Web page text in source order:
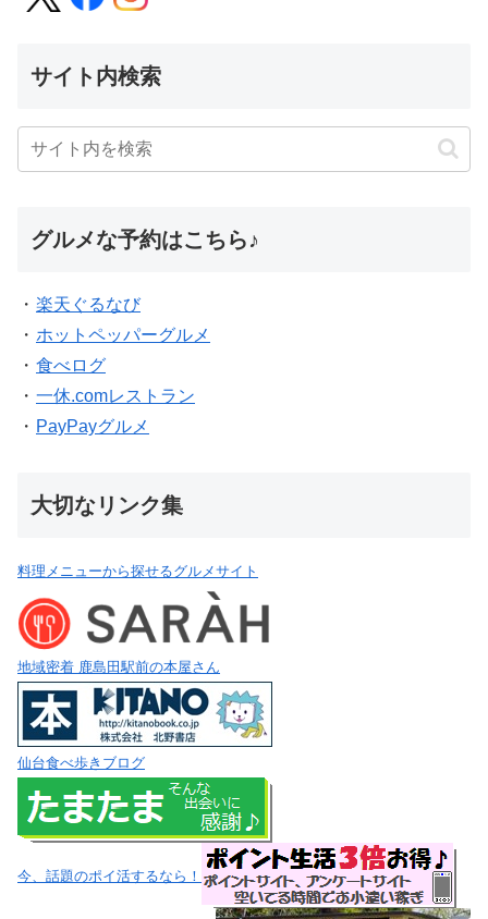
サイト内検索
グルメな予約はこちら♪
・ 楽天ぐるなび
・ ホットペッパーグルメ
・ 食べログ
・ 一休.comレストラン
・ PayPayグルメ
大切なリンク集
料理メニューから探せるグルメサイト
地域密着 鹿島田駅前の本屋さん
仙台食べ歩きブログ
今、話題のポイ活するなら！